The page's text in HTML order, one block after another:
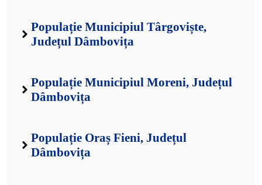
Populație Municipiul Târgoviște,
Județul Dâmbovița
Populație Municipiul Moreni, Județul
Dâmbovița
Populație Oraș Fieni, Județul
Dâmbovița